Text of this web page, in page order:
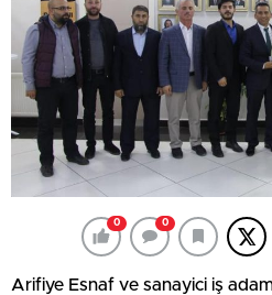
0 0
Arifiye Esnaf ve sanayici iş